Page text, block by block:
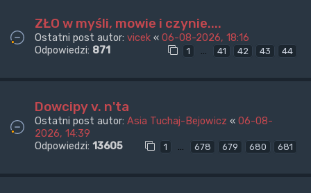
ZŁO w myśli, mowie i czynie....
Ostatni post autor: vicek « 06-08-2026, 18:16
Odpowiedzi: 871 1 … 41 42 43 44
Dowcipy v. n'ta
Ostatni post autor: Asia Tuchaj-Bejowicz « 06-08-
2026, 14:39
Odpowiedzi: 13605 1 … 678 679 680 681